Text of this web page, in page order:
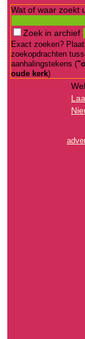
Wat of waar zoekt
Zoek in archief
Exact zoeken?
zoekopdrachten
aanhalingstekens (
oude kerk)